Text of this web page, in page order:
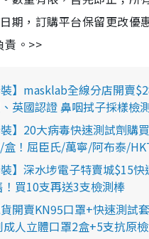
期，訂購平台保留更改優
。>>
裝】masklab全線分店開賣
英國認證 鼻咽拭子採樣檢
裝】20大病毒快速測試劑購
盒！屈臣氏/萬寧/阿布泰/
裝】深水埗電子特賣城$15
買10支再送3支檢測棒
開賣KN95口罩+快速測試
人立體口罩2盒+5支抗原